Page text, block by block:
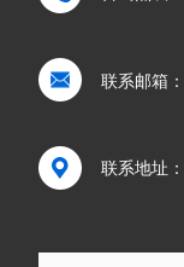
联系邮箱：
联系地址：